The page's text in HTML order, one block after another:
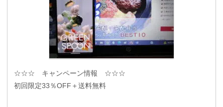
☆☆☆ キャンペーン情報 ☆☆☆
初回限定33％OFF＋送料無料